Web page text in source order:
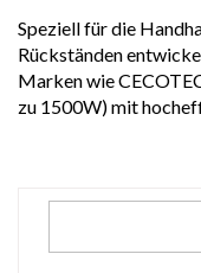
Speziell für die
Rückständen
Marken wie
zu 1500W) mit